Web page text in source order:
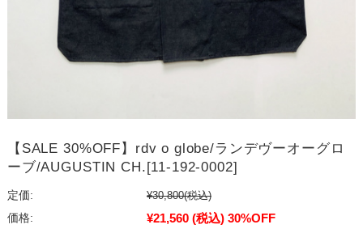
【SALE 30%OFF】rdv o globe/ランデヴーオーグロ
ーブ/AUGUSTIN CH.[11-192-0002]
定価: ¥30,800(税込)
価格:
¥21,560 (税込) 30%OFF